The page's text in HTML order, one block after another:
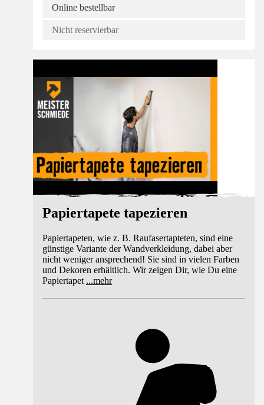
Online bestellbar
Nicht reservierbar
Papiertapete tapezieren
Papiertapeten, wie z. B. Raufasertapteten, sind eine
günstige Variante der Wandverkleidung, dabei aber
nicht weniger ansprechend! Sie sind in vielen Farben
und Dekoren erhältlich. Wir zeigen Dir, wie Du eine
Papiertapet ...mehr